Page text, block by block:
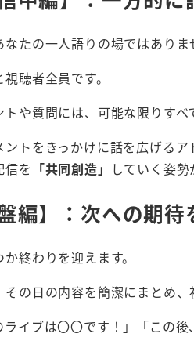
たの一人語りの場ではありま
聴者全員です。
や質問には、可能な限りす
トをきっかけに話を広げる
信を 「共同創造」 していく姿勢
編】：次への期
終わりを迎えます。
の日の内容を簡潔にまとめ
ライブは〇〇です！」「この